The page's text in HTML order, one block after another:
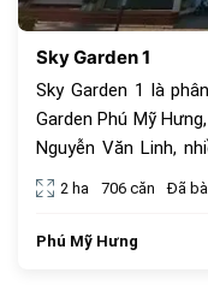
Sky Garden 1
Sky Garden 1 là
Garden Phú Mỹ
Nguyễn Văn Linh,
các trung tâm mua
2 ha 706 căn Đã
Phú Mỹ Hưng